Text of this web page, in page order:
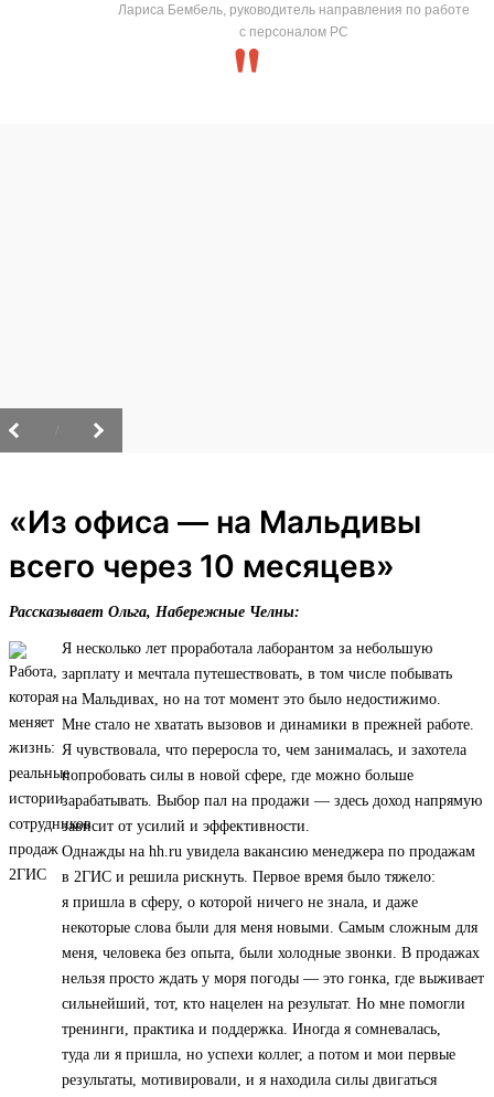
Лариса Бембель, руководитель направления по работе
с персоналом РС
«Из офиса — на Мальдивы
всего через 10 месяцев»
Рассказывает Ольга, Набережные Челны:
Я несколько лет проработала лаборантом за небольшую
зарплату и мечтала путешествовать, в том числе побывать
на Мальдивах, но на тот момент это было недостижимо.
Мне стало не хватать вызовов и динамики в прежней работе.
Я чувствовала, что переросла то, чем занималась, и захотела
попробовать силы в новой сфере, где можно больше
зарабатывать. Выбор пал на продажи — здесь доход напрямую
зависит от усилий и эффективности.
Однажды на hh.ru увидела вакансию менеджера по продажам
в 2ГИС и решила рискнуть. Первое время было тяжело:
я пришла в сферу, о которой ничего не знала, и даже
некоторые слова были для меня новыми. Самым сложным для
меня, человека без опыта, были холодные звонки. В продажах
нельзя просто ждать у моря погоды — это гонка, где выживает
сильнейший, тот, кто нацелен на результат. Но мне помогли
тренинги, практика и поддержка. Иногда я сомневалась,
туда ли я пришла, но успехи коллег, а потом и мои первые
результаты, мотивировали, и я находила силы двигаться